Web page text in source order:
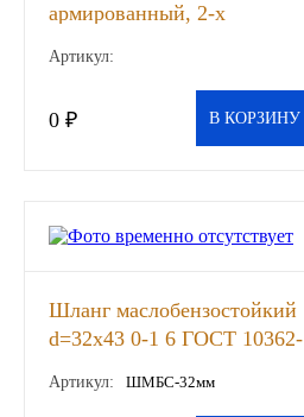
КАМАЗ
ГАЗ
Иномарки
ММЗ
армированный, 2-х
Артикул:
0 ₽ В КОРЗИНУ
Шланг маслобензостойкий
d=32x43 0-1 6 ГОСТ 10362-
Артикул: ШМБС-32мм